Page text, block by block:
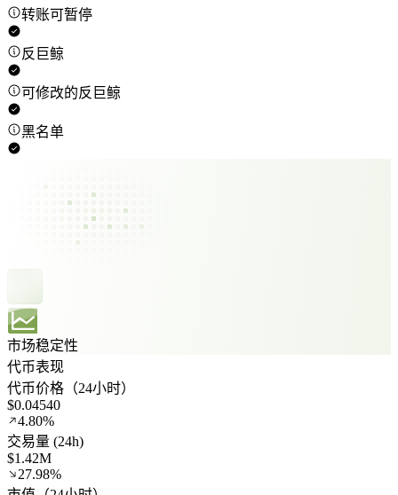
转账可暂停
反巨鲸
可修改的反巨鲸
黑名单
市场稳定性
代币表现
代币价格（24小时）
$0.04540
4.80%
交易量 (24h)
$1.42M
27.98%